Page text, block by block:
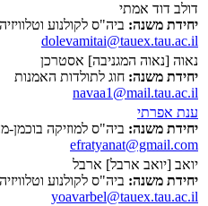
דולב דוד אמתי
יחידת משנה: ביה"ס לקולנוע
dolevamitai@tauex.tau.ac.il
נאוה [נאוה המגניבה] אסטרכן
יחידת משנה: חוג לתולדות האמנות
navaa1@mail.tau.ac.il
ענת אפרתי
יחידת משנה: ביה"ס למוזיקה
efratyanat@gmail.com
יואב [יואב ארבל] ארבל
יחידת משנה: ביה"ס לקולנוע
yoavarbel@tauex.tau.ac.il